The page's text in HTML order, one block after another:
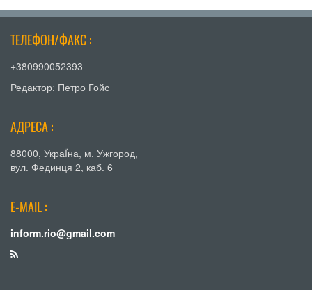
ТЕЛЕФОН/ФАКС :
+380990052393
Редактор: Петро Гойс
АДРЕСА :
88000, УкраЇна, м. Ужгород,
вул. Фединця 2, каб. 6
E-MAIL :
inform.rio@gmail.com